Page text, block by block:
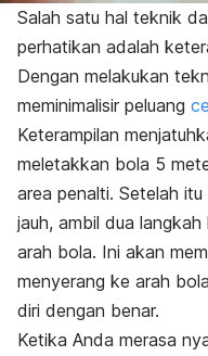
Salah satu hal teknik
perhatikan adalah
Dengan melakukan
meminimalisir peluang
Keterampilan
meletakkan bola 5
area penalti. Setelah
jauh, ambil dua
arah bola. Ini akan
menyerang ke arah
diri dengan benar.
Ketika Anda merasa